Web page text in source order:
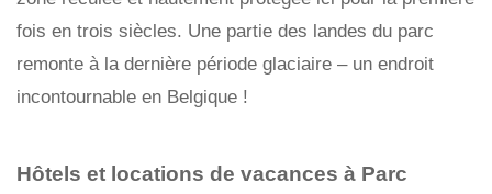
fois en trois siècles. Une partie des landes du parc
remonte à la dernière période glaciaire – un endroit
incontournable en Belgique !
Hôtels et locations de vacances à Parc